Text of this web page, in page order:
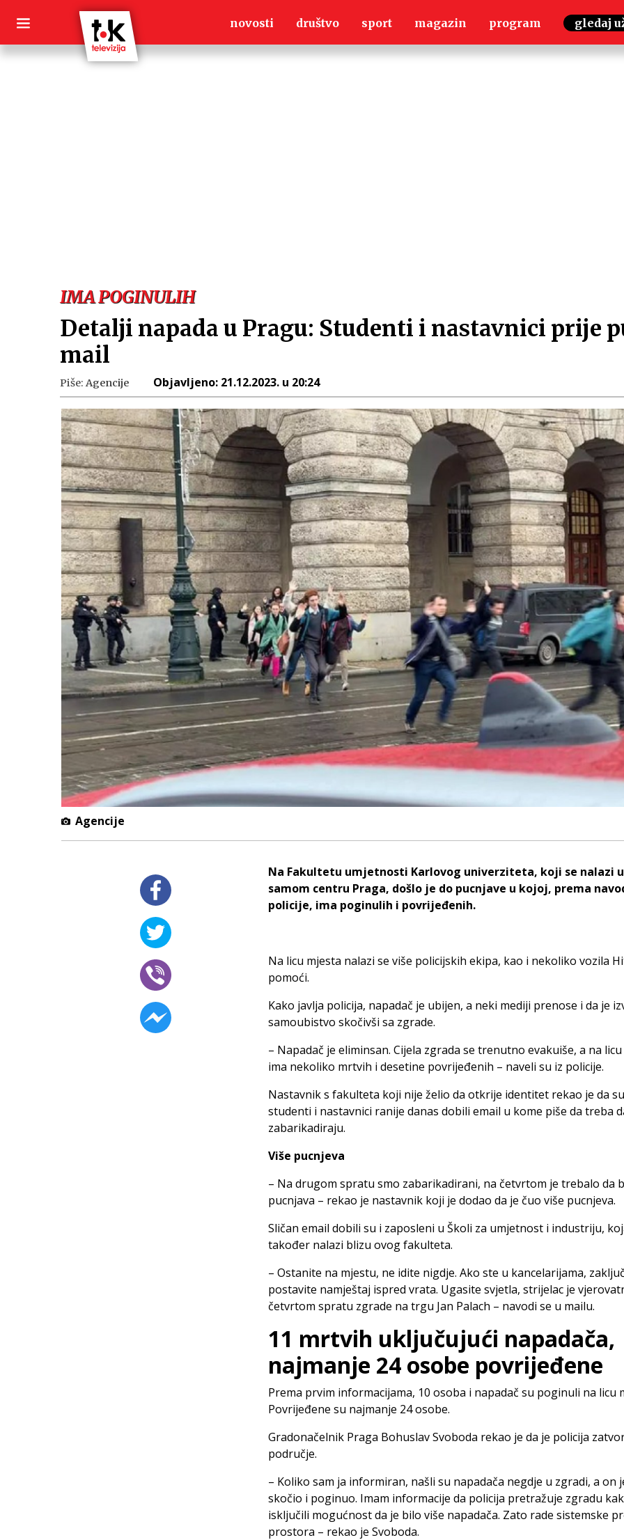
content
novosti društvo sport magazin program gledaj
IMA POGINULIH
Detalji napada u Pragu: Studenti i nastavnici prije
mail
Piše: Agencije Objavljeno: 21.12.2023. u 20:24
Agencije
Na Fakultetu umjetnosti Karlovog univerziteta, koji se nalazi u
samom centru Praga, došlo je do pucnjave u kojoj, prema
policije, ima poginulih i povrijeđenih.
Na licu mjesta nalazi se više policijskih ekipa, kao i nekoliko vozila
pomoći.
Kako javlja policija, napadač je ubijen, a neki mediji prenose i da je
samoubistvo skočivši sa zgrade.
– Napadač je eliminsan. Cijela zgrada se trenutno evakuiše, a na
ima nekoliko mrtvih i desetine povrijeđenih – naveli su iz policije.
Nastavnik s fakulteta koji nije želio da otkrije identitet rekao je da su
studenti i nastavnici ranije danas dobili email u kome piše da treba
zabarikadiraju.
Više pucnjeva
– Na drugom spratu smo zabarikadirani, na četvrtom je trebalo da
pucnjava – rekao je nastavnik koji je dodao da je čuo više pucnjeva.
Sličan email dobili su i zaposleni u Školi za umjetnost i industriju,
također nalazi blizu ovog fakulteta.
– Ostanite na mjestu, ne idite nigdje. Ako ste u kancelarijama,
postavite namještaj ispred vrata. Ugasite svjetla, strijelac je
četvrtom spratu zgrade na trgu Jan Palach – navodi se u mailu.
11 mrtvih uključujući napadača,
najmanje 24 osobe povrijeđene
Prema prvim informacijama, 10 osoba i napadač su poginuli na licu
Povrijeđene su najmanje 24 osobe.
Gradonačelnik Praga Bohuslav Svoboda rekao je da je policija
područje.
– Koliko sam ja informiran, našli su napadača negdje u zgradi, a on
skočio i poginuo. Imam informacije da policija pretražuje zgradu
isključili mogućnost da je bilo više napadača. Zato rade sistemske
prostora – rekao je Svoboda.